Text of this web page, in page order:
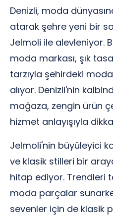
Denizli, moda
atarak şehre yeni bir
Jelmoli ile alevleniyor.
moda markası, şık
tarzıyla şehirdeki
alıyor. Denizli'nin
mağaza, zengin ürün
hizmet anlayışıyla
Jelmoli'nin büyüleyici
ve klasik stilleri bir
hitap ediyor. Trendleri
moda parçalar
sevenler için de klasik